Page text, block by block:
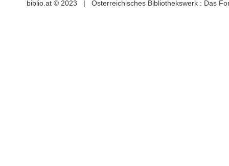
biblio.at © 2023 | Österreichisches Bibliothekswerk : Das